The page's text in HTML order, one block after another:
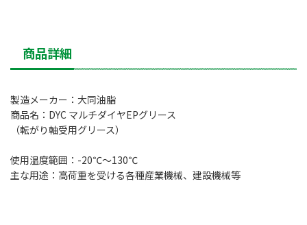
商品詳細
製造メーカー：大同油脂
商品名：DYC マルチダイヤEPグリース
（転がり軸受用グリース）
使用温度範囲：-20℃～130℃
主な用途：高荷重を受ける各種産業機械、建設機械等